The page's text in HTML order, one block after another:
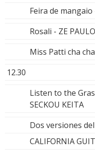
Feira de mangaio
Rosali - ZE
Miss Patti cha
12.30
Listen to the
SECKOU KEITA
Dos versiones
CALIFORNIA